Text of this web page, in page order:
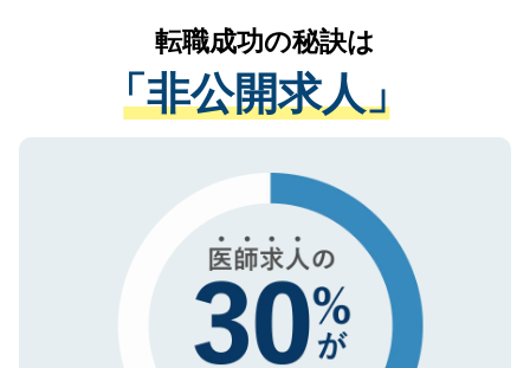
は、個人情報の取り扱いについての厳密な
管理基準を満たした事業者のみに付与され
る、プライバシーマークを取得済みです。
ご登録いただいた個人情報は、SSL（デー
で、機密保持に関してもご安心ください。
かがいして、現在の医療機関の状況や紹介
経験をまじえながら、適切なアドバイスを
させていただきます。すぐにご転職をされ
ない方には、長期的なサポートが可能です
ので、まずはご登録ください。
転職成功の秘訣は
「非公開求人」